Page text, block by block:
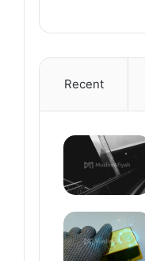
Recent